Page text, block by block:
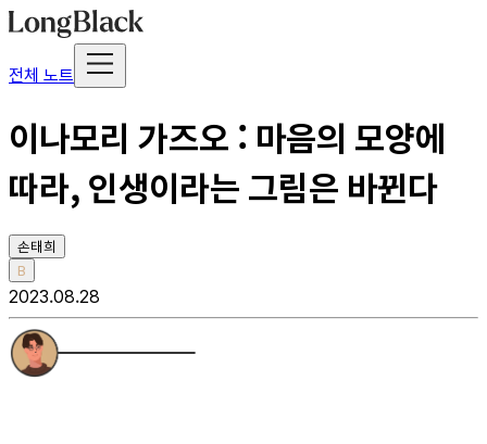
전체 노트
이나모리 가즈오 : 마음의 모양에
따라, 인생이라는 그림은 바뀐다
손태희
B
2023.08.28